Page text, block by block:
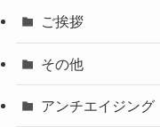
ご挨拶
その他
アンチエイジング